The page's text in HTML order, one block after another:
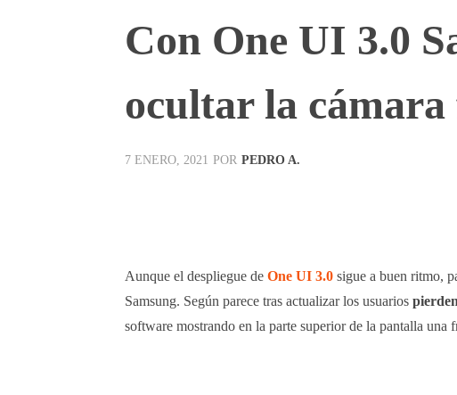
Con One UI 3.0
ocultar la
7 ENERO, 2021 POR PEDRO A.
Aunque el despliegue de One UI 3.0 sigue a buen ritmo,
Samsung. Según parece tras actualizar los usuarios
software mostrando en la parte superior de la pantalla